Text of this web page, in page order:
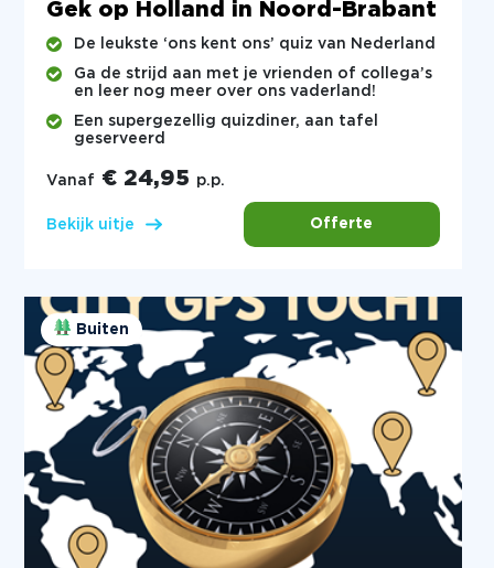
Gek op Holland in Noord-Brabant
De leukste ‘ons kent ons’ quiz van Nederland
Ga de strijd aan met je vrienden of collega’s
en leer nog meer over ons vaderland!
Een supergezellig quizdiner, aan tafel
geserveerd
Vanaf € 24,95 p.p.
Bekijk uitje Offerte
Buiten